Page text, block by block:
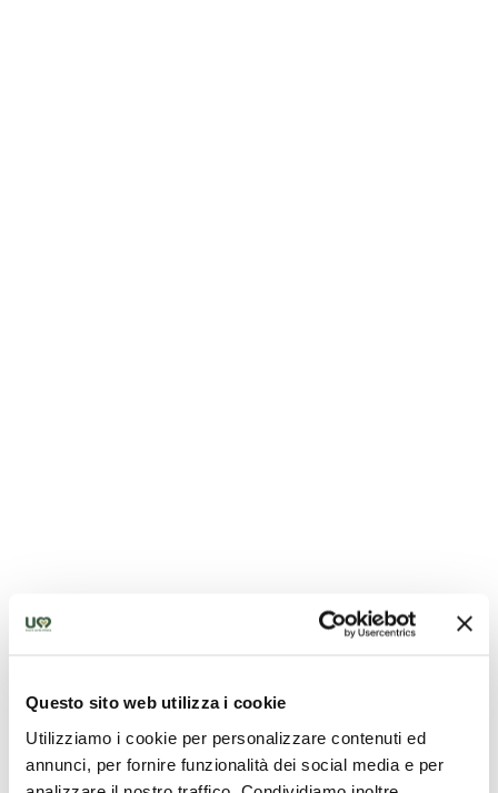
Questo sito web utilizza i cookie
Utilizziamo i cookie per personalizzare contenuti ed
annunci, per fornire funzionalità dei social media e per